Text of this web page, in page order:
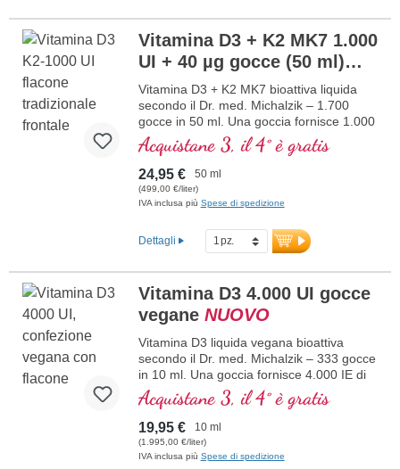
controllata attiva da 25 anni, vegetariano,
senza additivi e testato in laboratorio.
Sviluppato da medici.
maggiori informazioni su Vitamina
D3 + K2
Vitamina D3 + K2 MK7 1.000
UI + 40 µg gocce (50 ml)
NUOVO
Vitamina D3 + K2 MK7 bioattiva liquida
secondo il Dr. med. Michalzik – 1.700
gocce in 50 ml. Una goccia fornisce 1.000
IE di vitamina D3 e 40 μg di K2 (MK7 all-
trans). Massima qualità premium da
pregiata materia prima speciale
vegetariana in combinazione ottimale con
la forma K2 all-trans particolarmente
protettivo, coltivato senza pesticidi, per
una migliore biodisponibilità. Questa
contribuisce alla normale funzione
muscolare e alla normale funzione del
sistema immunitario. Prodotto in
Germania senza ingegneria genetica, in
produzione propria controllata attiva da 25
anni, vegetariano senza additivi e testato
in laboratorio. Sviluppato da medici.
maggiori informazioni su Vitamina
D3 + K2
Acquistane 3, il 4° è gratis
24,95 € 50 ml
(499,00 €/liter)
IVA inclusa più Spese di spedizione
Dettagli
Vitamina D3 4.000 UI gocce
vegane NUOVO
Vitamina D3 liquida vegana bioattiva
secondo il Dr. med. Michalzik – 333 gocce
in 10 ml. Una goccia fornisce 4.000 IE di
vitamina D3 vegana. Massima qualità
premium da licheni di alta qualità
controllati (non da alghe!) completamente
vegetale, 100% vegana. Disciolta in olio di
cocco MCT protettivo, coltivato senza
Acquistane 3, il 4° è gratis
19,95 € 10 ml
(1.995,00 €/liter)
IVA inclusa più Spese di spedizione